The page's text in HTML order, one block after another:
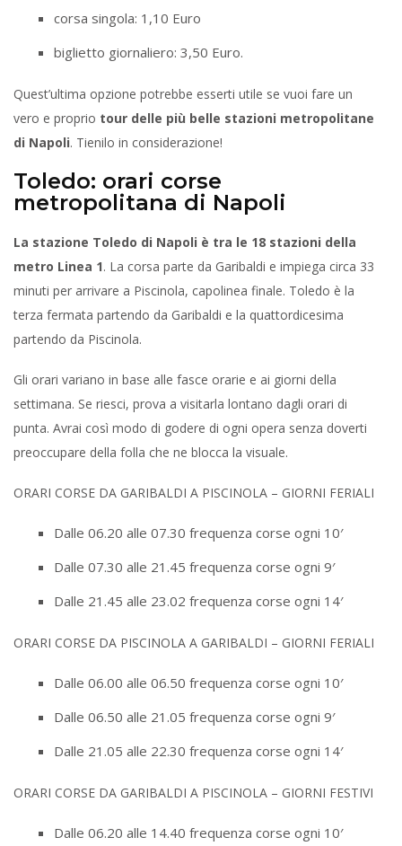
corsa singola: 1,10 Euro
biglietto giornaliero: 3,50 Euro.
Quest’ultima opzione potrebbe esserti utile se vuoi fare un
vero e proprio tour delle più belle stazioni metropolitane
di Napoli. Tienilo in considerazione!
Toledo: orari corse
metropolitana di Napoli
La stazione Toledo di Napoli è tra le 18 stazioni della
metro Linea 1. La corsa parte da Garibaldi e impiega circa 33
minuti per arrivare a Piscinola, capolinea finale. Toledo è la
terza fermata partendo da Garibaldi e la quattordicesima
partendo da Piscinola.
Gli orari variano in base alle fasce orarie e ai giorni della
settimana. Se riesci, prova a visitarla lontano dagli orari di
punta. Avrai così modo di godere di ogni opera senza doverti
preoccupare della folla che ne blocca la visuale.
ORARI CORSE DA GARIBALDI A PISCINOLA – GIORNI FERIALI
Dalle 06.20 alle 07.30 frequenza corse ogni 10′
Dalle 07.30 alle 21.45 frequenza corse ogni 9′
Dalle 21.45 alle 23.02 frequenza corse ogni 14′
ORARI CORSE DA PISCINOLA A GARIBALDI – GIORNI FERIALI
Dalle 06.00 alle 06.50 frequenza corse ogni 10′
Dalle 06.50 alle 21.05 frequenza corse ogni 9′
Dalle 21.05 alle 22.30 frequenza corse ogni 14′
ORARI CORSE DA GARIBALDI A PISCINOLA – GIORNI FESTIVI
Dalle 06.20 alle 14.40 frequenza corse ogni 10′